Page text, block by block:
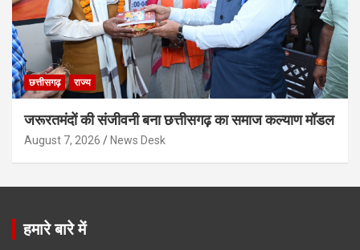
छत्तीसगढ़ राज्य
जरूरतमंदों की संजीवनी बना छत्तीसगढ़ का समाज कल्याण मॉडल
August 7, 2026 News Desk
हमारे बारे में